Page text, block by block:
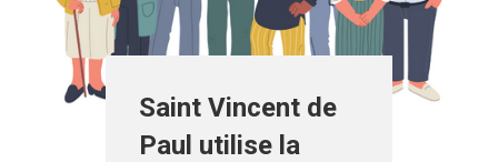
Saint Vincent de
Paul utilise la